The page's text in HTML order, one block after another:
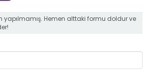
yapılmamış. Hemen alttaki formu doldur ve